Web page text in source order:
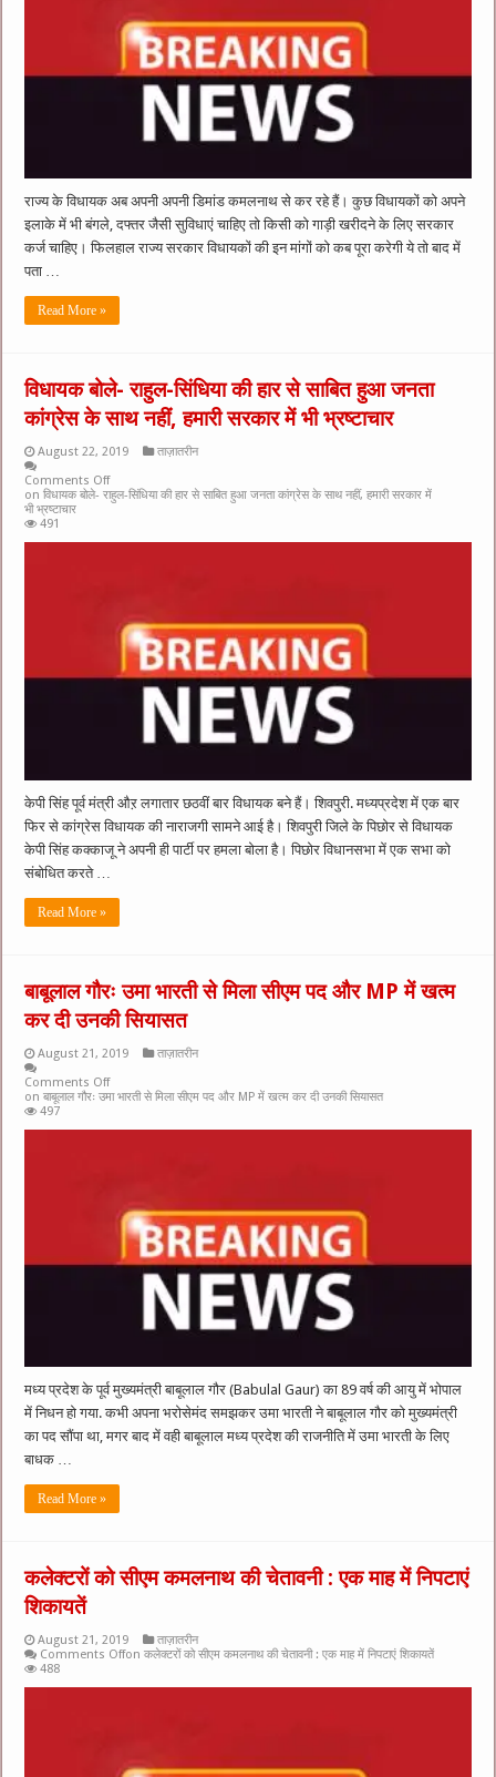
राज्य के विधायक अब अपनी अपनी डिमांड कमलनाथ से कर रहे हैं। कुछ विधायकों को अपने
इलाके में भी बंगले, दफ्तर जैसी सुविधाएं चाहिए तो किसी को गाड़ी खरीदने के लिए सरकार
कर्ज चाहिए। फिलहाल राज्य सरकार विधायकों की इन मांगों को कब पूरा करेगी ये तो बाद में
पता …
Read More »
विधायक बोले- राहुल-सिंधिया की हार से साबित हुआ जनता
कांग्रेस के साथ नहीं, हमारी सरकार में भी भ्रष्टाचार
August 22, 2019
ताज़ातरीन
Comments Off
on विधायक बोले- राहुल-सिंधिया की हार से साबित हुआ जनता कांग्रेस के साथ नहीं, हमारी सरकार में
भी भ्रष्टाचार
491
केपी सिंह पूर्व मंत्री औऱ लगातार छठवीं बार विधायक बने हैं। शिवपुरी. मध्यप्रदेश में एक बार
फिर से कांग्रेस विधायक की नाराजगी सामने आई है। शिवपुरी जिले के पिछोर से विधायक
केपी सिंह कक्काजू ने अपनी ही पार्टी पर हमला बोला है। पिछोर विधानसभा में एक सभा को
संबोधित करते …
Read More »
बाबूलाल गौरः उमा भारती से मिला सीएम पद और MP में खत्म
कर दी उनकी सियासत
August 21, 2019
ताज़ातरीन
Comments Off
on बाबूलाल गौरः उमा भारती से मिला सीएम पद और MP में खत्म कर दी उनकी सियासत
497
मध्य प्रदेश के पूर्व मुख्यमंत्री बाबूलाल गौर (Babulal Gaur) का 89 वर्ष की आयु में भोपाल
में निधन हो गया. कभी अपना भरोसेमंद समझकर उमा भारती ने बाबूलाल गौर को मुख्यमंत्री
का पद सौंपा था, मगर बाद में वही बाबूलाल मध्य प्रदेश की राजनीति में उमा भारती के लिए
बाधक …
Read More »
कलेक्टरों को सीएम कमलनाथ की चेतावनी : एक माह में निपटाएं
शिकायतें
August 21, 2019
ताज़ातरीन
Comments Offon कलेक्टरों को सीएम कमलनाथ की चेतावनी : एक माह में निपटाएं शिकायतें
488